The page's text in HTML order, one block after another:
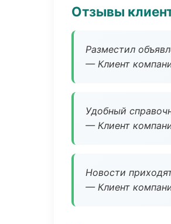
Отзывы
Разместил
— Клиент
Удобный
— Клиент
Новости
— Клиент